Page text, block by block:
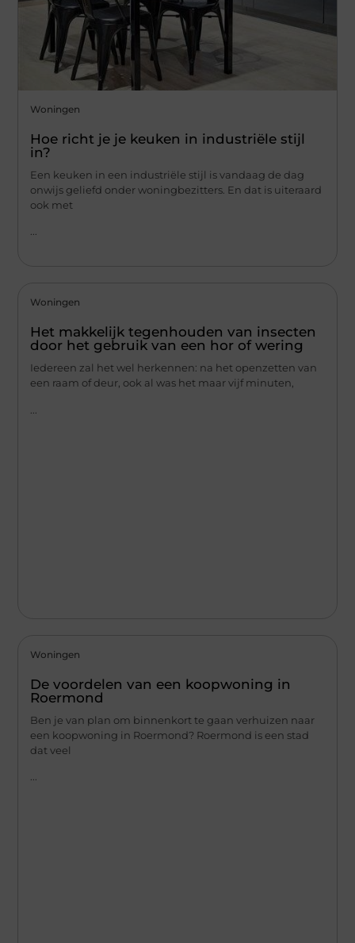
Woningen
Hoe richt je je keuken in industriële stijl
in?
Een keuken in een industriële stijl is vandaag de dag
onwijs geliefd onder woningbezitters. En dat is uiteraard
ook met
...
Woningen
Het makkelijk tegenhouden van insecten
door het gebruik van een hor of wering
Iedereen zal het wel herkennen: na het openzetten van
een raam of deur, ook al was het maar vijf minuten,
Woningen
De voordelen van een koopwoning in
Roermond
Ben je van plan om binnenkort te gaan verhuizen naar
een koopwoning in Roermond? Roermond is een stad
dat veel